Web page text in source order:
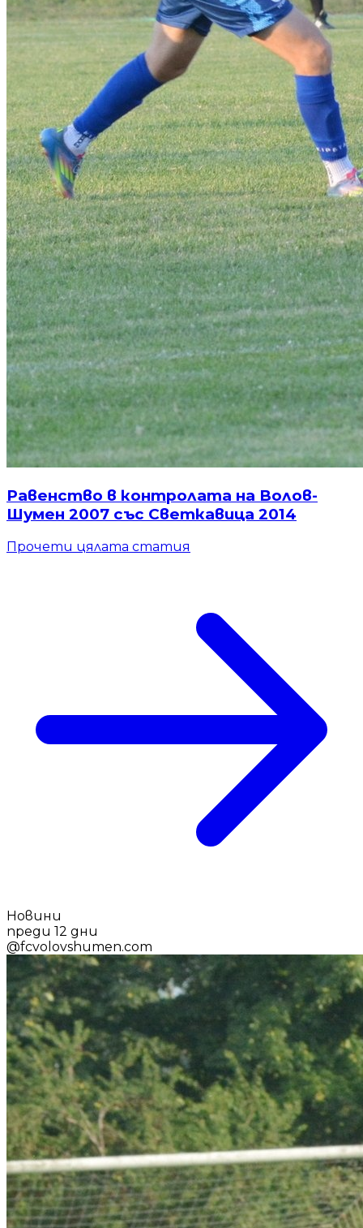
Равенство в контролата на Волов-
Шумен 2007 със Светкавица 2014
Прочети цялата статия
Новини
преди 12 дни
@fcvolovshumen.com